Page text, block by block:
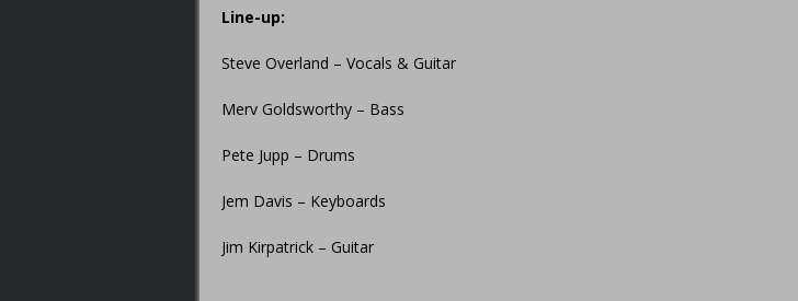
Line-up:
Steve Overland – Vocals & Guitar
Merv Goldsworthy – Bass
Pete Jupp – Drums
Jem Davis – Keyboards
Jim Kirpatrick – Guitar